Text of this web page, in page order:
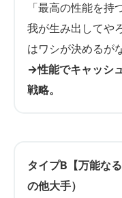
「最高の性能を持
我が生み出してや
はワシが決めるが
→性能でキャッシ
戦略。
タイプB【万能な
の他大手）